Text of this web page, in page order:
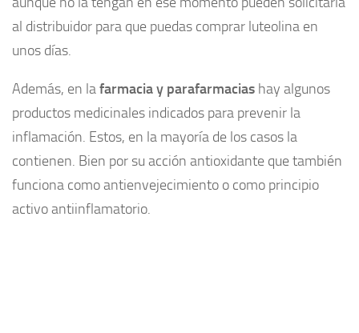
al distribuidor para que puedas comprar luteolina en
unos días.
Además, en lafarmacia y parafarmacias hay algunos
productos medicinales indicados para prevenir la
inflamación. Estos, en la mayoría de los casos la
contienen. Bien por su acción antioxidante que también
funciona como antienvejecimiento o como principio
activo antiinflamatorio.